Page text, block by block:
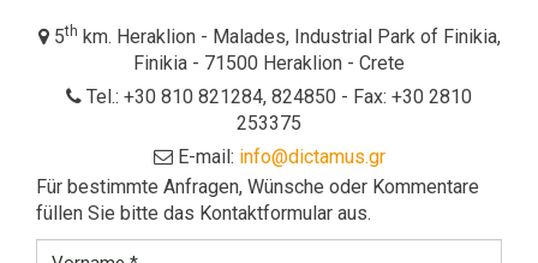
5th km. Heraklion - Malades, Industrial Park of Finikia,
Finikia - 71500 Heraklion - Crete
Tel.: +30 810 821284, 824850 - Fax: +30 2810
253375
E-mail: info@dictamus.gr
Für bestimmte Anfragen, Wünsche oder Kommentare
füllen Sie bitte das Kontaktformular aus.
Vorname